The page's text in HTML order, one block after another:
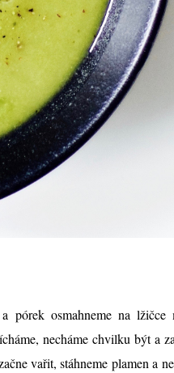
pórek osmahneme na lžičce
necháme chvilku být a
vařit, stáhneme plamen a